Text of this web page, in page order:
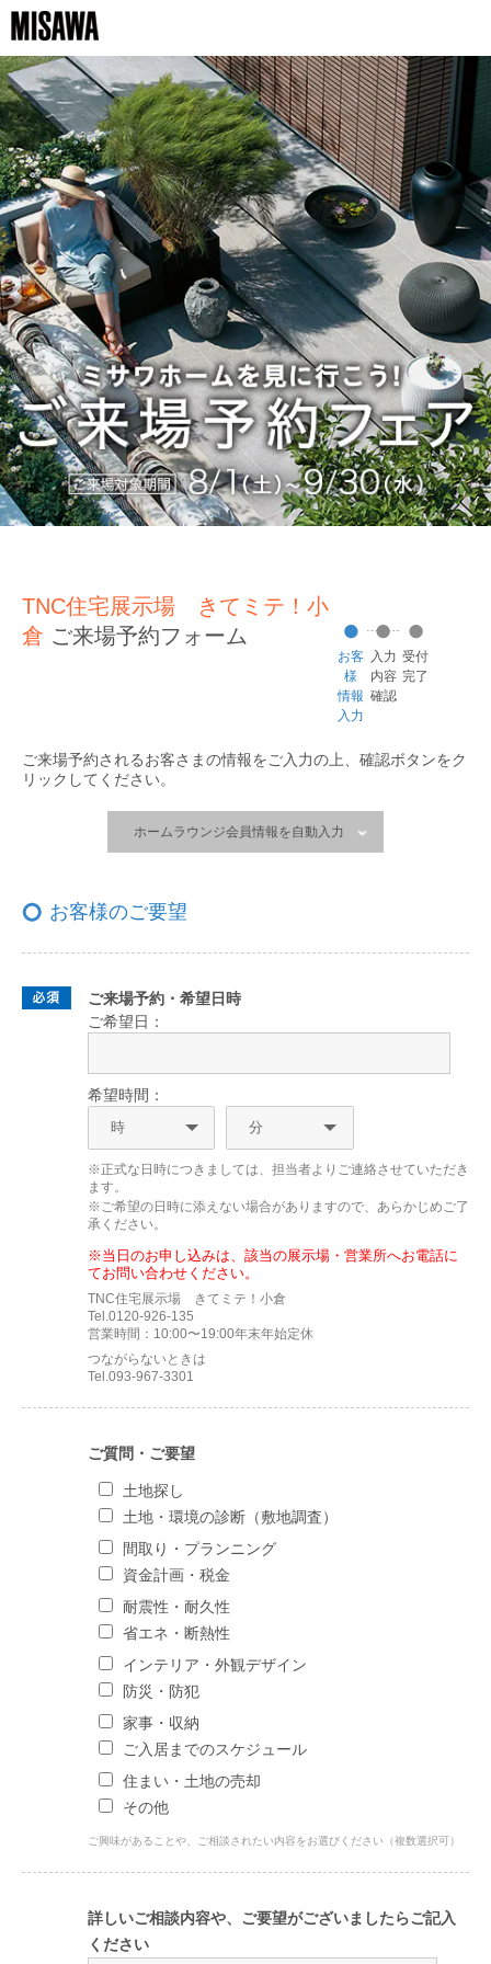
TNC住宅展示場 きてミテ！小
倉 ご来場予約フォーム
お客
様
情報
入力
入力
内容
確認
受付
完了
ご来場予約されるお客さまの情報をご入力の上、 確認ボタンをク
リックしてください。
ホームラウンジ会員情報を自動入力
お客様のご要望
ご来場予約・希望日時
ご希望日：
希望時間：
※正式な日時につきましては、担当者よりご連絡させていただき
ます。
※ご希望の日時に添えない場合がありますので、あらかじめご了
承ください。
※当日のお申し込みは、該当の展示場・営業所へお電話に
てお問い合わせください。
TNC住宅展示場 きてミテ！小倉
Tel.0120-926-135
営業時間：10:00〜19:00年末年始定休
つながらないときは
Tel.093-967-3301
ご質問・ご要望
土地探し
土地・環境の診断（敷地調査）
間取り・プランニング
資金計画・税金
耐震性・耐久性
省エネ・断熱性
インテリア・外観デザイン
防災・防犯
家事・収納
ご入居までのスケジュール
住まい・土地の売却
その他
ご興味があることや、ご相談されたい内容をお選びください（複数選択可）
詳しいご相談内容や、ご要望がございましたらご記入
ください